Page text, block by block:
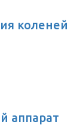
коленей
аппарат